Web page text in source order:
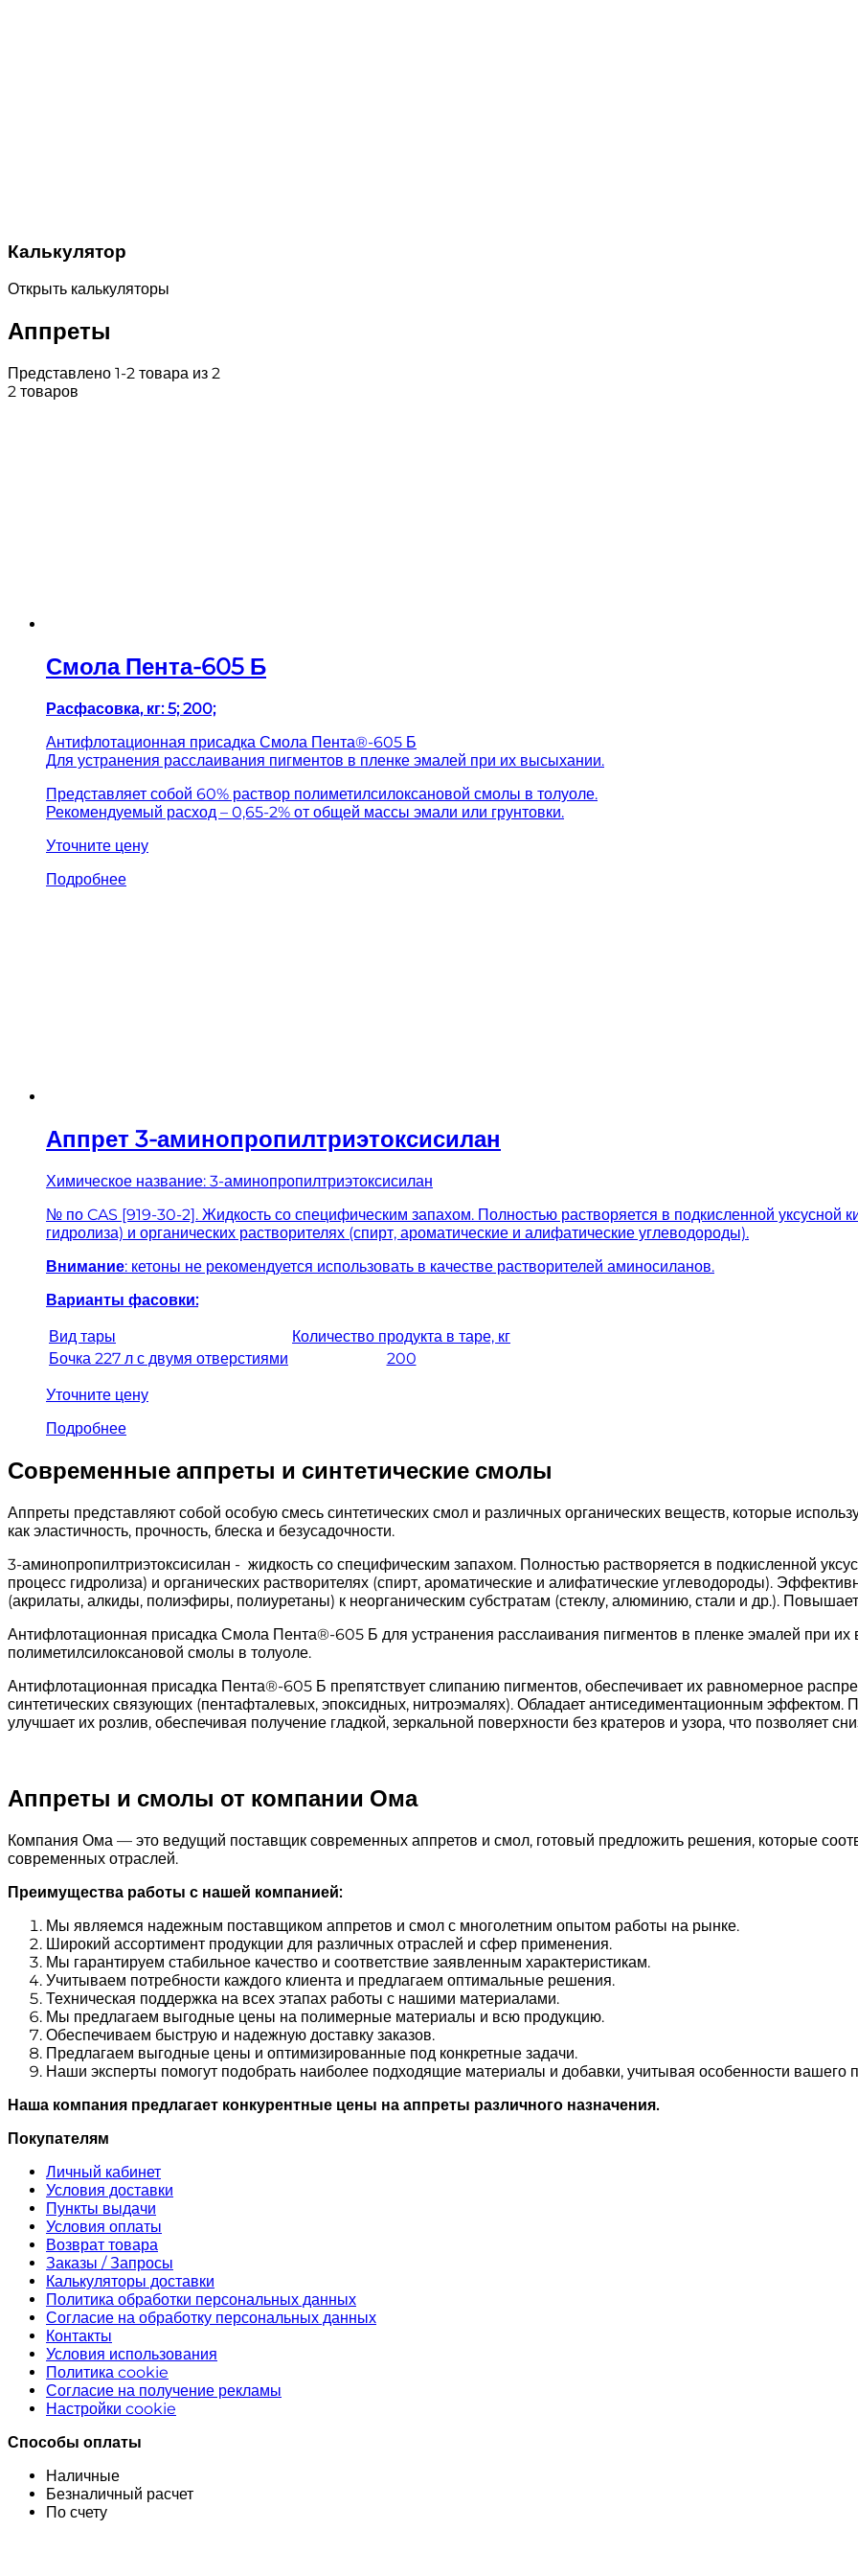
Калькулятор
Открыть калькуляторы
Аппреты
Представлено 1-2 товара из 2
2 товаров
Смола Пента-605 Б
Расфасовка, кг: 5; 200;
Антифлотационная присадка Смола Пента®-605 Б
Для устранения расслаивания пигментов в пленке эмалей при их высыхании.
Представляет собой 60% раствор полиметилсилоксановой смолы в толуоле.
Рекомендуемый расход – 0,65-2% от общей массы эмали или грунтовки.
Уточните цену
Подробнее
Аппрет 3-аминопропилтриэтоксисилан
Химическое название: 3-аминопропилтриэтоксисилан
№ по CAS [919-30-2]. Жидкость со специфическим запахом. Полностью растворяется в подкисленной уксусной
гидролиза) и органических растворителях (спирт, ароматические и алифатические углеводороды).
Внимание: кетоны не рекомендуется использовать в качестве растворителей аминосиланов.
Варианты фасовки:
Вид тары
Количество продукта в таре, кг
Бочка 227 л с двумя отверстиями
200
Уточните цену
Подробнее
Современные аппреты и синтетические смолы
Аппреты представляют собой особую смесь синтетических смол и различных органических веществ, которые
как эластичность, прочность, блеска и безусадочности.
3-аминопропилтриэтоксисилан - жидкость со специфическим запахом. Полностью растворяется в подкисленной
процесс гидролиза) и органических растворителях (спирт, ароматические и алифатические углеводороды).
(акрилаты, алкиды, полиэфиры, полиуретаны) к неорганическим субстратам (стеклу, алюминию, стали и др.).
Антифлотационная присадка Смола Пента®-605 Б для устранения расслаивания пигментов в пленке эмалей при
полиметилсилоксановой смолы в толуоле.
Антифлотационная присадка Пента®-605 Б препятствует слипанию пигментов, обеспечивает их равномерное
синтетических связующих (пентафталевых, эпоксидных, нитроэмалях). Обладает антиседиментационным эффектом.
улучшает их розлив, обеспечивая получение гладкой, зеркальной поверхности без кратеров и узора, что позволяет
Аппреты и смолы от компании Ома
Компания Ома — это ведущий поставщик современных аппретов и смол, готовый предложить решения, которые
современных отраслей.
Преимущества работы с нашей компанией:
Мы являемся надежным поставщиком аппретов и смол с многолетним опытом работы на рынке.
Широкий ассортимент продукции для различных отраслей и сфер применения.
Мы гарантируем стабильное качество и соответствие заявленным характеристикам.
Учитываем потребности каждого клиента и предлагаем оптимальные решения.
Техническая поддержка на всех этапах работы с нашими материалами.
Мы предлагаем выгодные цены на полимерные материалы и всю продукцию.
Обеспечиваем быструю и надежную доставку заказов.
Предлагаем выгодные цены и оптимизированные под конкретные задачи.
Наши эксперты помогут подобрать наиболее подходящие материалы и добавки, учитывая особенности вашего
Наша компания предлагает конкурентные цены на аппреты различного назначения.
Покупателям
Личный кабинет
Условия доставки
Пункты выдачи
Условия оплаты
Возврат товара
Заказы / Запросы
Калькуляторы доставки
Политика обработки персональных данных
Согласие на обработку персональных данных
Контакты
Условия использования
Политика cookie
Согласие на получение рекламы
Настройки cookie
Способы оплаты
Наличные
Безналичный расчет
По счету